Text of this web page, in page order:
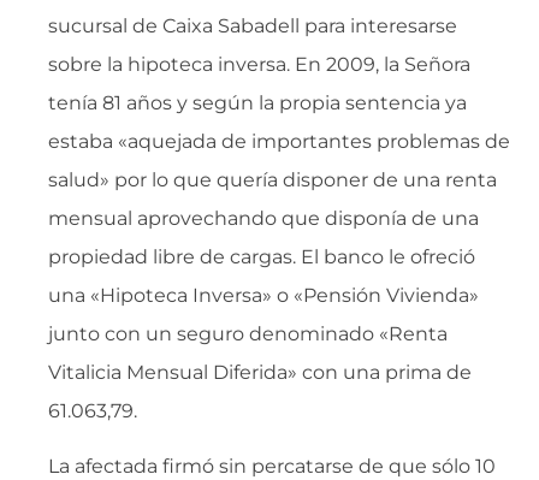
sucursal de Caixa Sabadell para interesarse
sobre la hipoteca inversa. En 2009, la Señora
tenía 81 años y según la propia sentencia ya
estaba «aquejada de importantes problemas de
salud» por lo que quería disponer de una renta
mensual aprovechando que disponía de una
propiedad libre de cargas. El banco le ofreció
una «Hipoteca Inversa» o «Pensión Vivienda»
junto con un seguro denominado «Renta
Vitalicia Mensual Diferida» con una prima de
61.063,79.
La afectada firmó sin percatarse de que sólo 10